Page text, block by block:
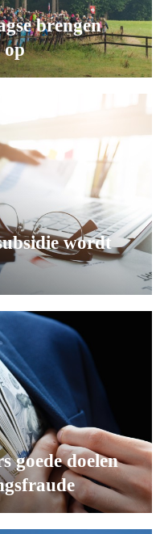
brengen
op
wordt
goede doelen